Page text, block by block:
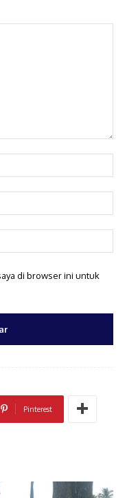
di browser ini untuk
Pinterest